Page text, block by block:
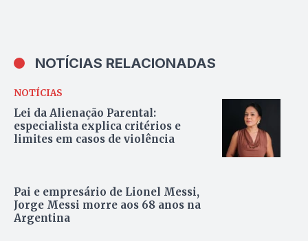
NOTÍCIAS RELACIONADAS
NOTÍCIAS
Lei da Alienação Parental:
especialista explica critérios e
limites em casos de violência
Pai e empresário de Lionel Messi,
Jorge Messi morre aos 68 anos na
Argentina